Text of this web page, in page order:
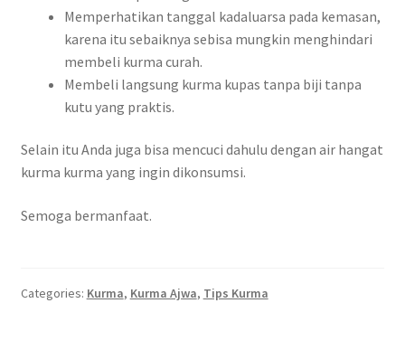
Memperhatikan tanggal kadaluarsa pada kemasan,
karena itu sebaiknya sebisa mungkin menghindari
membeli kurma curah.
Membeli langsung kurma kupas tanpa biji tanpa
kutu yang praktis.
Selain itu Anda juga bisa mencuci dahulu dengan air hangat
kurma kurma yang ingin dikonsumsi.
Semoga bermanfaat.
Categories: Kurma, Kurma Ajwa, Tips Kurma